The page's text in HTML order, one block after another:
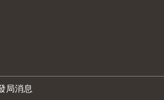
局消息